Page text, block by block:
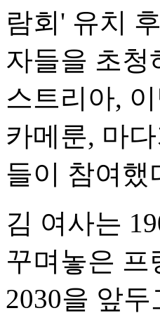
람회' 유치
자들을 초청
스트리아,
카메룬, 마
들이 참여했
김 여사는
꾸며놓은
2030을 앞